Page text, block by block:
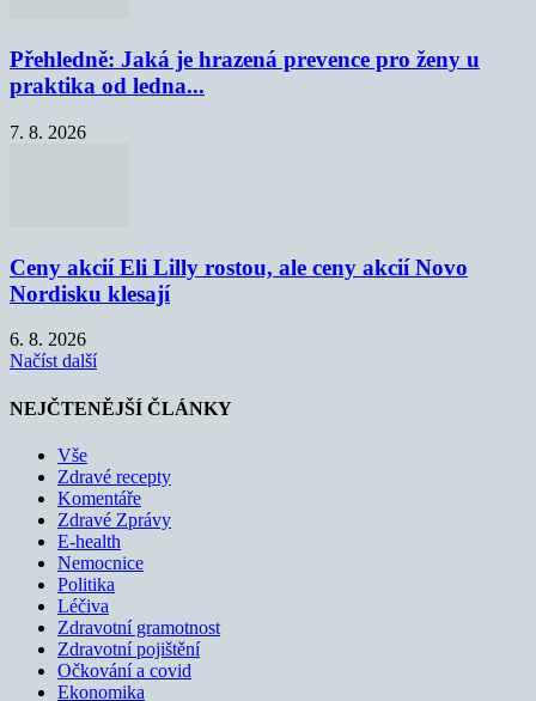
Přehledně: Jaká je hrazená prevence pro ženy u
praktika od ledna...
7. 8. 2026
Ceny akcií Eli Lilly rostou, ale ceny akcií Novo
Nordisku klesají
6. 8. 2026
Načíst další
NEJČTENĚJŠÍ ČLÁNKY
Vše
Zdravé recepty
Komentáře
Zdravé Zprávy
E-health
Nemocnice
Politika
Léčiva
Zdravotní gramotnost
Zdravotní pojištění
Očkování a covid
Ekonomika